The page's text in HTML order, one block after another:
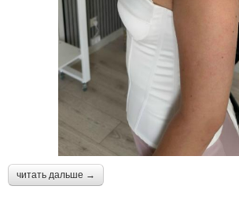
читать дальше →